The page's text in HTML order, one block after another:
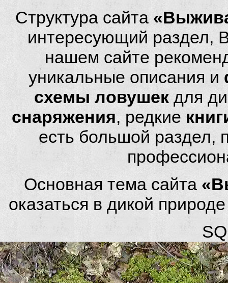
Структура сайта
интересующий раздел,
нашем сайте
уникальные описания и
схемы ловушек для
снаряжения, редкие
есть большой
Основная тема сайта
оказаться в дикой